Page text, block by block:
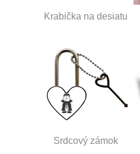
Krabička na desiatu
Srdcový zámok